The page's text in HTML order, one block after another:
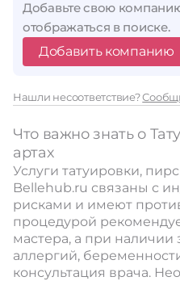
Добавьте свою
отображаться в поиске.
Добавить компанию
Нашли несоответствие?
Что важно знать о
артах
Услуги татуировки,
Bellehub.ru связаны с
рисками и имеют
процедурой
мастера, а при наличии
аллергий,
консультация врача.